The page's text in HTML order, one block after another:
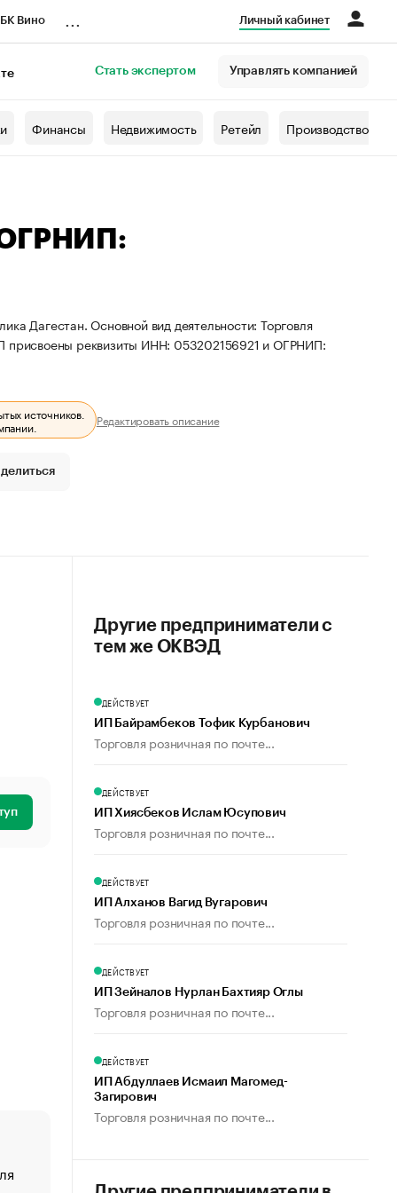
Вино Личный кабинет
Стать экспертом Управлять компанией
Финансы Недвижимость Ретейл Производство
ОГРНИП:
Дагестан. Основной вид деятельности: Торговля
присвоены реквизиты ИНН: 053202156921 и ОГРНИП:
источников.
Редактировать описание
Другие предприниматели с
тем же ОКВЭД
ДЕЙСТВУЕТ
ИП Байрамбеков Тофик Курбанович
Торговля розничная по почте...
ДЕЙСТВУЕТ
ИП Хиясбеков Ислам Юсупович
Торговля розничная по почте...
ДЕЙСТВУЕТ
ИП Алханов Вагид Вугарович
Торговля розничная по почте...
ДЕЙСТВУЕТ
ИП Зейналов Нурлан Бахтияр Оглы
Торговля розничная по почте...
ДЕЙСТВУЕТ
ИП Абдуллаев Исмаил Магомед-
Загирович
Торговля розничная по почте...